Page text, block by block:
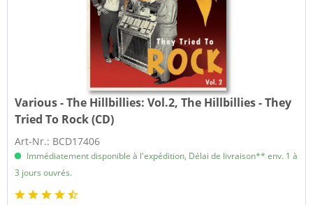
Various - The Hillbillies: Vol.2, The Hillbillies - They
Tried To Rock (CD)
Art-Nr.: BCD17406
Immédiatement disponible à l'expédition, Délai de livraison** env. 1 à
3 jours ouvrés.